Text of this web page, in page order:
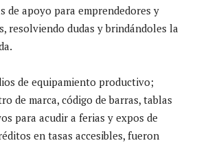
de apoyo para emprendedores y
resolviendo dudas y brindándoles la
de equipamiento productivo;
de marca, código de barras, tablas
para acudir a ferias y expos de
en tasas accesibles, fueron